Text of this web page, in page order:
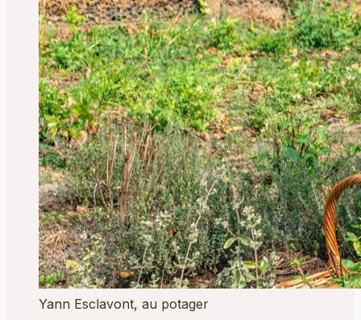
Yann Esclavont, au potager